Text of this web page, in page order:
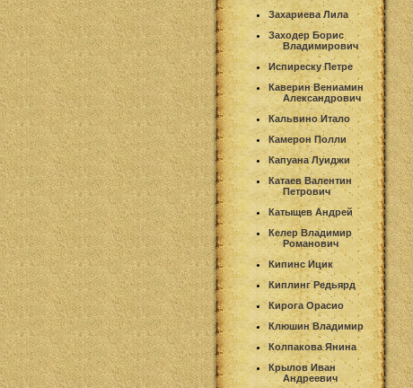
Захариева Лила
Заходер Борис
Владимирович
Испиреску Петре
Каверин Вениамин
Александрович
Кальвино Итало
Камерон Полли
Капуана Луиджи
Катаев Валентин
Петрович
Катыщев Андрей
Келер Владимир
Романович
Кипинс Ицик
Киплинг Редьярд
Кирога Орасио
Клюшин Владимир
Колпакова Янина
Крылов Иван
Андреевич